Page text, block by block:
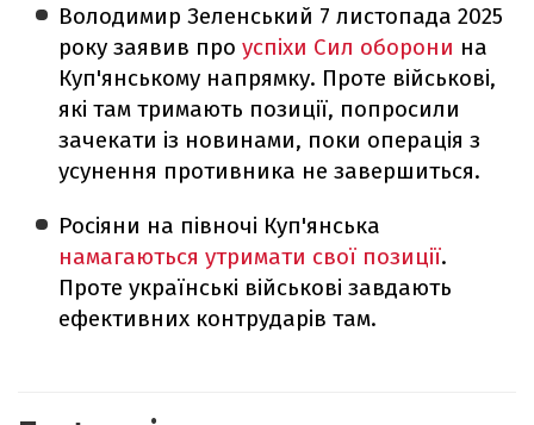
Володимир Зеленський 7 листопада 2025
року заявив проуспіхи Сил оборони на
Куп'янському напрямку. Проте військові,
які там тримають позиції, попросили
зачекати із новинами, поки операція з
усунення противника не завершиться.
Росіяни на півночі Куп'янська
намагаються утримати свої позиції.
Проте українські військові завдають
ефективних контрударів там.